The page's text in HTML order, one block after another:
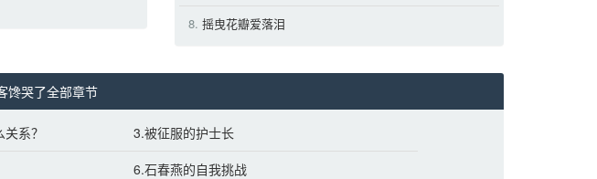
8. 摇曳花瓣爱落泪
馋哭了全部章节
系？
3.被征服的护士长
6.石春燕的自我挑战